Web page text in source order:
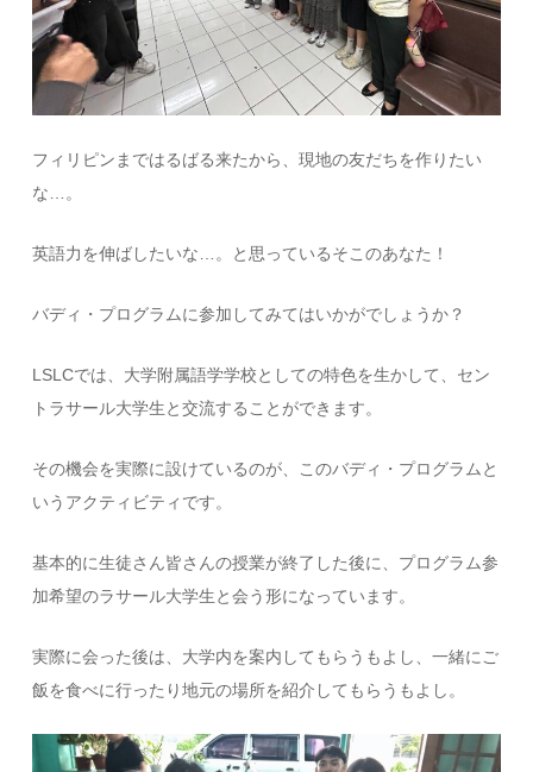
フィリピンまではるばる来たから、現地の友だちを作りたい
な…。
英語力を伸ばしたいな…。と思っているそこのあなた！
バディ・プログラムに参加してみてはいかがでしょうか？
LSLCでは、大学附属語学学校としての特色を生かして、セン
トラサール大学生と交流することができます。
その機会を実際に設けているのが、このバディ・プログラムと
いうアクティビティです。
基本的に生徒さん皆さんの授業が終了した後に、プログラム参
加希望のラサール大学生と会う形になっています。
実際に会った後は、大学内を案内してもらうもよし、一緒にご
飯を食べに行ったり地元の場所を紹介してもらうもよし。